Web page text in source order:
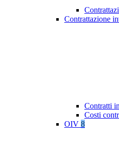
Contrattazione
Contratti
Costi
OIV 8